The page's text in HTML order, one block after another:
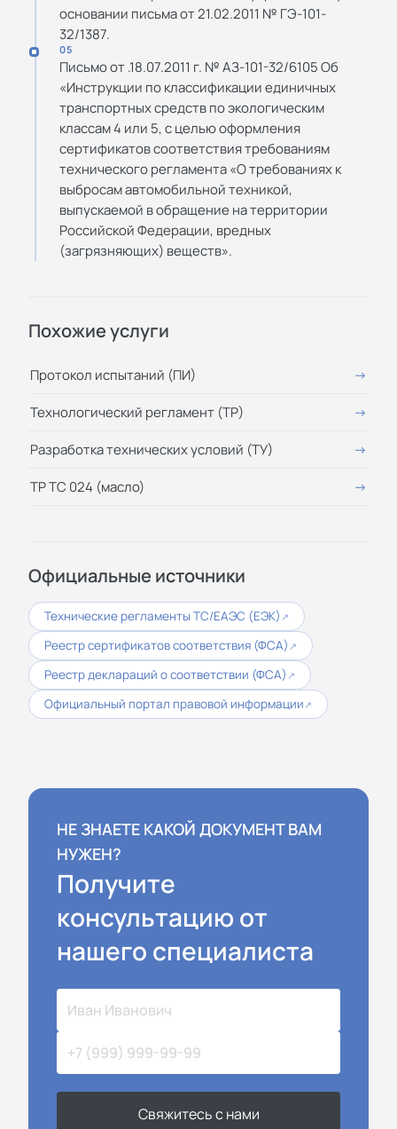
основании письма от 21.02.2011 № ГЭ-101-
32/1387.
05
Письмо от .18.07.2011 г. № АЗ-101-32/6105 Об
«Инструкции по классификации единичных
транспортных средств по экологическим
классам 4 или 5, с целью оформления
сертификатов соответствия требованиям
технического регламента «О требованиях к
выбросам автомобильной техникой,
выпускаемой в обращение на территории
Российской Федерации, вредных
(загрязняющих) веществ».
Похожие услуги
Протокол испытаний (ПИ)
Технологический регламент (ТР)
Разработка технических условий (ТУ)
ТР ТС 024 (масло)
Официальные источники
Технические регламенты ТС/ЕАЭС (ЕЭК) ↗
Реестр сертификатов соответствия (ФСА) ↗
Реестр деклараций о соответствии (ФСА) ↗
Официальный портал правовой информации ↗
НЕ ЗНАЕТЕ КАКОЙ ДОКУМЕНТ ВАМ
НУЖЕН?
Получите
консультацию от
нашего специалиста
Свяжитесь с нами